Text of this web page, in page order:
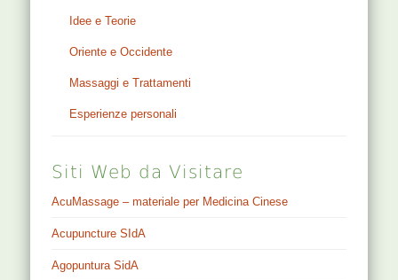
Idee e Teorie
Oriente e Occidente
Massaggi e Trattamenti
Esperienze personali
Siti Web da Visitare
AcuMassage – materiale per Medicina Cinese
Acupuncture SIdA
Agopuntura SidA